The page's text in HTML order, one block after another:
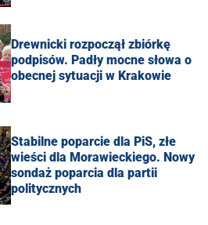
Drewnicki rozpoczął zbiórkę
podpisów. Padły mocne słowa o
obecnej sytuacji w Krakowie
Stabilne poparcie dla PiS, złe
wieści dla Morawieckiego. Nowy
sondaż poparcia dla partii
politycznych